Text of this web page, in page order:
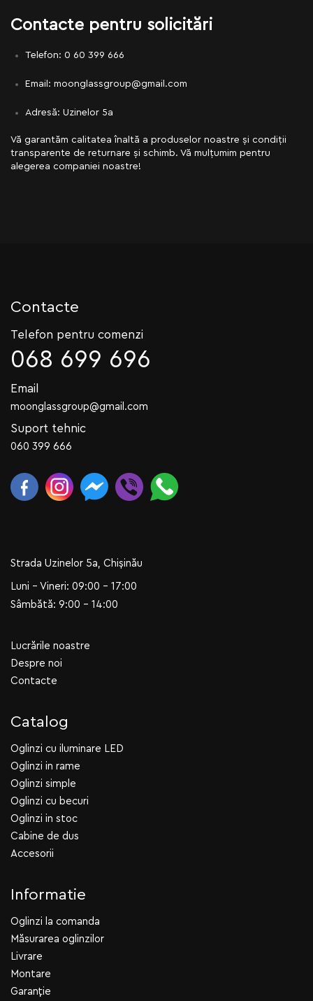
Contacte pentru solicitări
Telefon: 0 60 399 666
Email: moonglassgroup@gmail.com
Adresă: Uzinelor 5a
Vă garantăm calitatea înaltă a produselor noastre și condiții
transparente de returnare și schimb. Vă mulțumim pentru
alegerea companiei noastre!
Contacte
Telefon pentru comenzi
068 699 696
Email
moonglassgroup@gmail.com
Suport tehnic
060 399 666
Strada Uzinelor 5a, Chișinău
Luni - Vineri: 09:00 - 17:00
Sâmbătă: 9:00 - 14:00
Lucrările noastre
Despre noi
Contacte
Catalog
Oglinzi cu iluminare LED
Oglinzi in rame
Oglinzi simple
Oglinzi cu becuri
Oglinzi in stoc
Cabine de dus
Accesorii
Informatie
Oglinzi la comanda
Măsurarea oglinzilor
Livrare
Montare
Garanție